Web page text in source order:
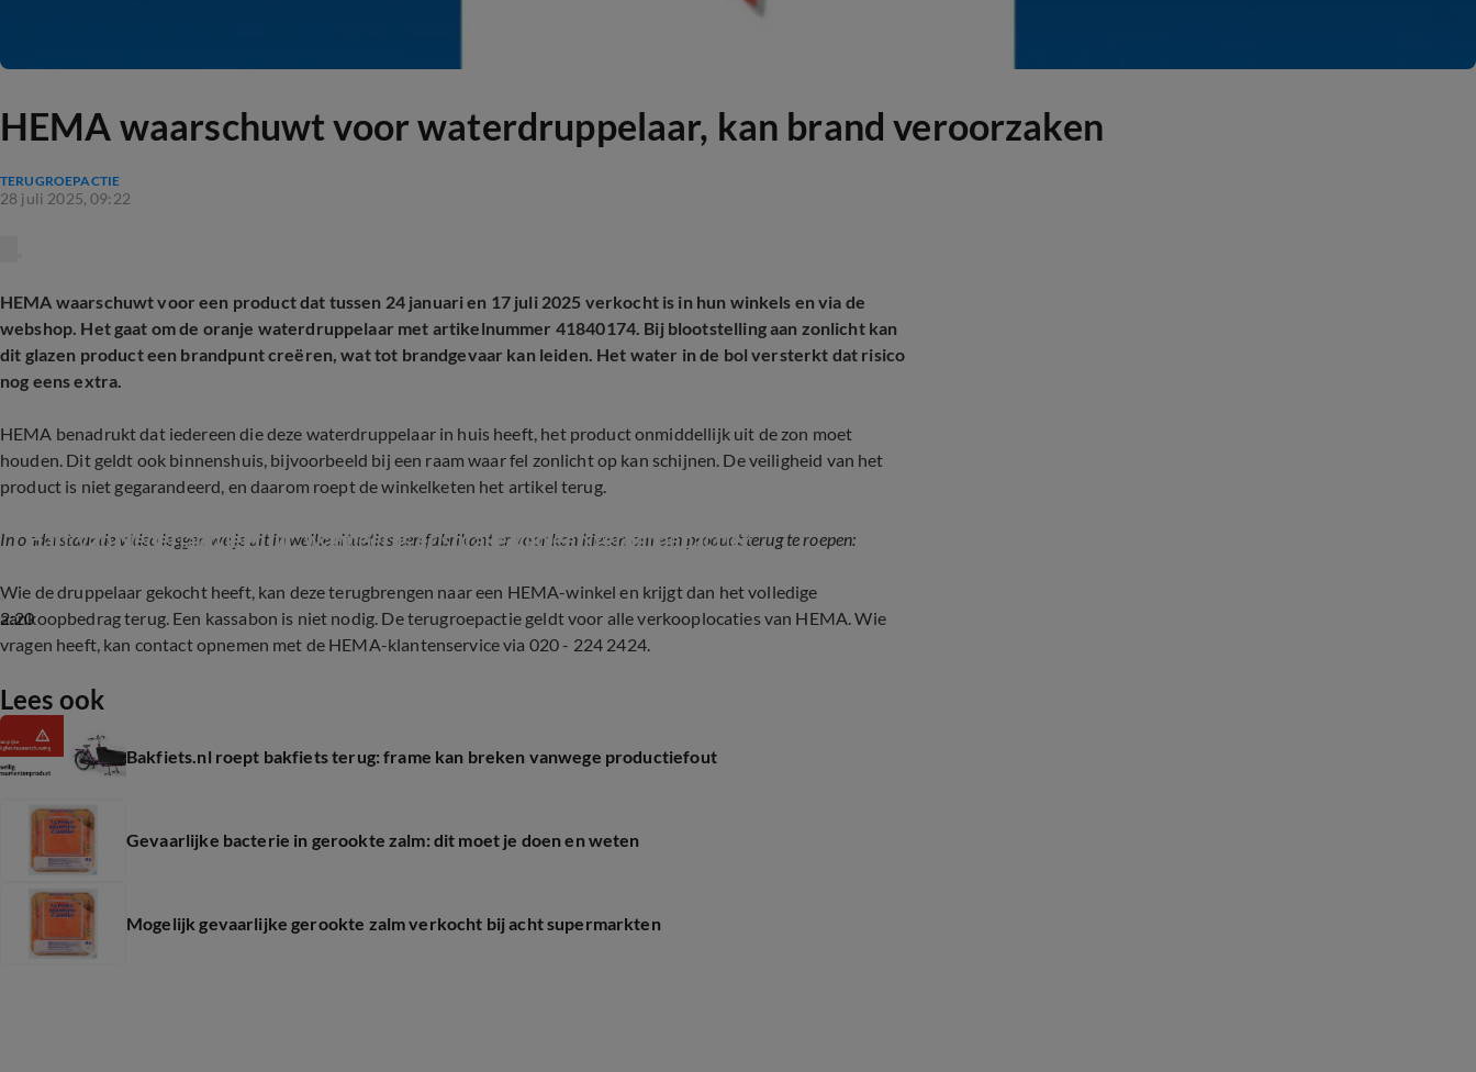
HEMA waarschuwt voor waterdruppelaar, kan brand veroorzaken
TERUGROEPACTIE
28 juli 2025, 09:22
HEMA waarschuwt voor een product dat tussen 24 januari en 17 juli 2025 verkocht is in hun winkels en via de
webshop. Het gaat om de oranje waterdruppelaar met artikelnummer 41840174. Bij blootstelling aan zonlicht kan
dit glazen product een brandpunt creëren, wat tot brandgevaar kan leiden. Het water in de bol versterkt dat risico
nog eens extra.
HEMA benadrukt dat iedereen die deze waterdruppelaar in huis heeft, het product onmiddellijk uit de zon moet
houden. Dit geldt ook binnenshuis, bijvoorbeeld bij een raam waar fel zonlicht op kan schijnen. De veiligheid van het
product is niet gegarandeerd, en daarom roept de winkelketen het artikel terug.
In onderstaande video leggen we je uit in welke situaties een fabrikant er voor kan kiezen om een product terug te roepen:
2:20
Hart van Nederland legt uit: wanneer is er sprake van een terugroepactie?
Wie de druppelaar gekocht heeft, kan deze terugbrengen naar een HEMA-winkel en krijgt dan het volledige
aankoopbedrag terug. Een kassabon is niet nodig. De terugroepactie geldt voor alle verkooplocaties van HEMA. Wie
vragen heeft, kan contact opnemen met de HEMA-klantenservice via 020 - 224 2424.
Lees ook
Bakfiets.nl roept bakfiets terug: frame kan breken vanwege productiefout
Gevaarlijke bacterie in gerookte zalm: dit moet je doen en weten
Mogelijk gevaarlijke gerookte zalm verkocht bij acht supermarkten